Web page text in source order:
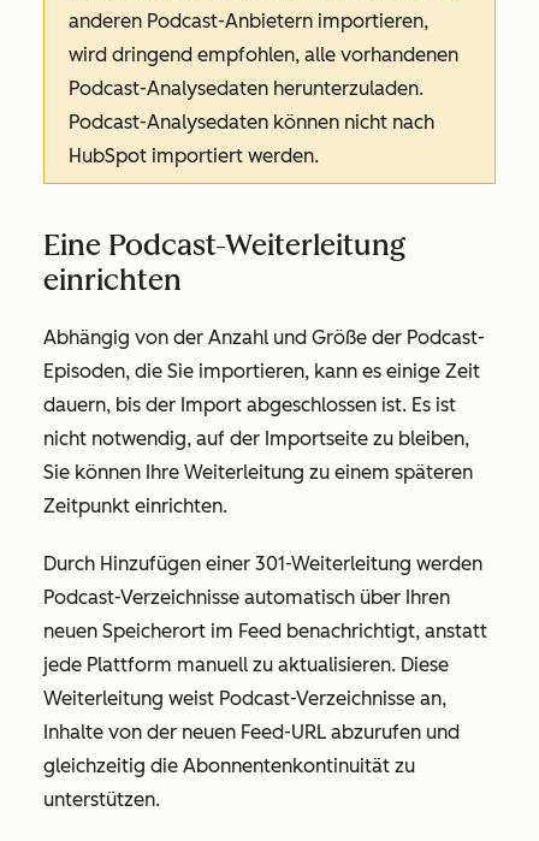
anderen Podcast-Anbietern importieren,
wird dringend empfohlen, alle vorhandenen
Podcast-Analysedaten herunterzuladen.
Podcast-Analysedaten können nicht nach
HubSpot importiert werden.
Eine Podcast-Weiterleitung
einrichten
Abhängig von der Anzahl und Größe der Podcast-
Episoden, die Sie importieren, kann es einige Zeit
dauern, bis der Import abgeschlossen ist. Es ist
nicht notwendig, auf der Importseite zu bleiben,
Sie können Ihre Weiterleitung zu einem späteren
Zeitpunkt einrichten.
Durch Hinzufügen einer 301-Weiterleitung werden
Podcast-Verzeichnisse automatisch über Ihren
neuen Speicherort im Feed benachrichtigt, anstatt
jede Plattform manuell zu aktualisieren. Diese
Weiterleitung weist Podcast-Verzeichnisse an,
Inhalte von der neuen Feed-URL abzurufen und
gleichzeitig die Abonnentenkontinuität zu
unterstützen.